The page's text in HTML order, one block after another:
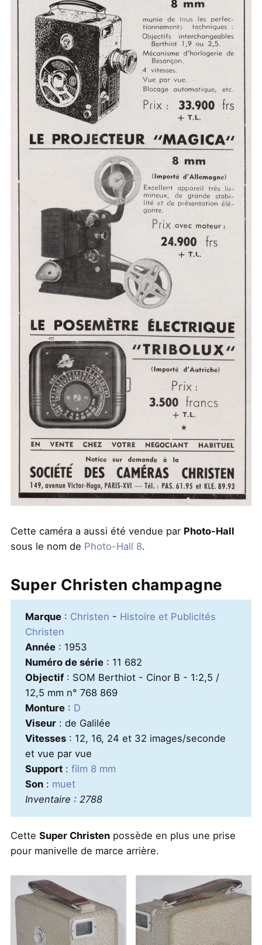
Cette caméra a aussi été vendue par Photo-Hall
sous le nom de Photo-Hall 8.
Super Christen champagne
Marque: Christen - Histoire et Publicités
Christen
Année: 1953
Numéro de série: 11 682
Objectif: SOM Berthiot - Cinor B - 1:2,5 /
12,5 mm n° 768 869
Monture: D
Viseur: de Galilée
Vitesses: 12, 16, 24 et 32 images/seconde
et vue par vue
Support: film 8 mm
Son: muet
Inventaire : 2788
Cette Super Christenpossède en plus une prise
pour manivelle de marce arrière.